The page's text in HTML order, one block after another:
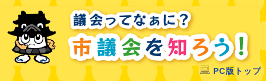
PC版トップ